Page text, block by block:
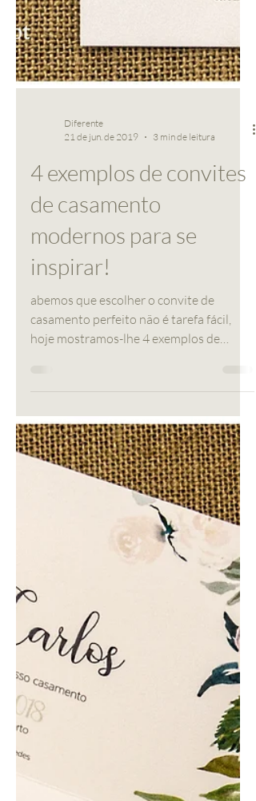
Diferente
21 de jun. de 2019
3 min de leitura
4 exemplos de convites
de casamento
modernos para se
inspirar!
casamento perfeito não é tarefa fácil,
hoje mostramos-lhe 4 exemplos de
convites de casamento modernos.